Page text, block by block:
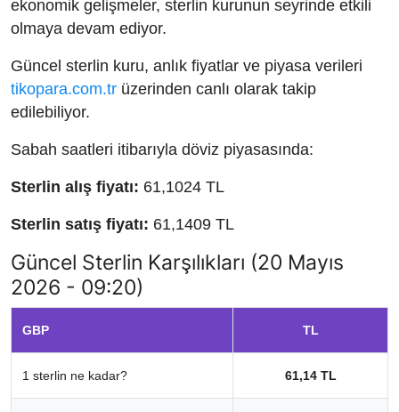
ekonomik gelişmeler, sterlin kurunun seyrinde etkili
olmaya devam ediyor.
Güncel sterlin kuru, anlık fiyatlar ve piyasa verileri
tikopara.com.tr üzerinden canlı olarak takip
edilebiliyor.
Sabah saatleri itibarıyla döviz piyasasında:
Sterlin alış fiyatı: 61,1024 TL
Sterlin satış fiyatı: 61,1409 TL
Güncel Sterlin Karşılıkları (20 Mayıs
2026 - 09:20)
GBP TL
1 sterlin ne kadar? 61,14 TL